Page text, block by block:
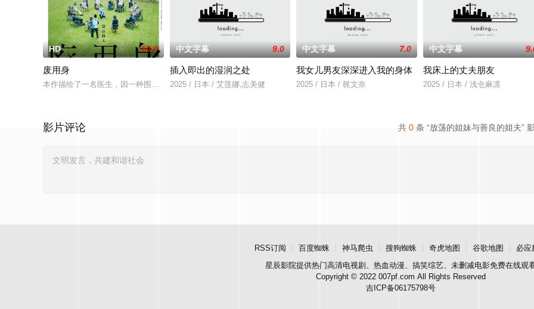
HD 10.0
废用身
本作描绘了一名医生，因一种围绕“废用身”——因瘫痪等原因已无恢复可能的四肢——的治疗方法，而一步步踏入在追
中文字幕 9.0
插入即出的湿润之处
2025 / 日本 / 艾莲娜,志美健
中文字幕 7.0
我女儿男友深深进入我的身体
2025 / 日本 / 梶文奈
中文字幕
我床上的丈夫朋友
2025 / 日本 / 浅仓麻凛
共 0 条 “放荡的姐妹与善良的姐夫”
影片评论
RSS订阅 百度蜘蛛 神马爬虫 搜狗蜘蛛 奇虎地图 谷歌地图
必应
星辰影院提供热门高清电视剧、热血动漫、搞笑综艺、未删减电影免费在线观
Copyright © 2022 007pf.com All Rights Reserved
吉ICP备06175798号